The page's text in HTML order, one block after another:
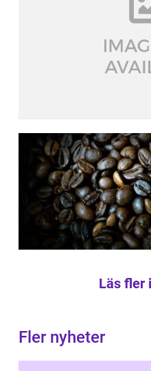
Läs fler
Fler nyheter